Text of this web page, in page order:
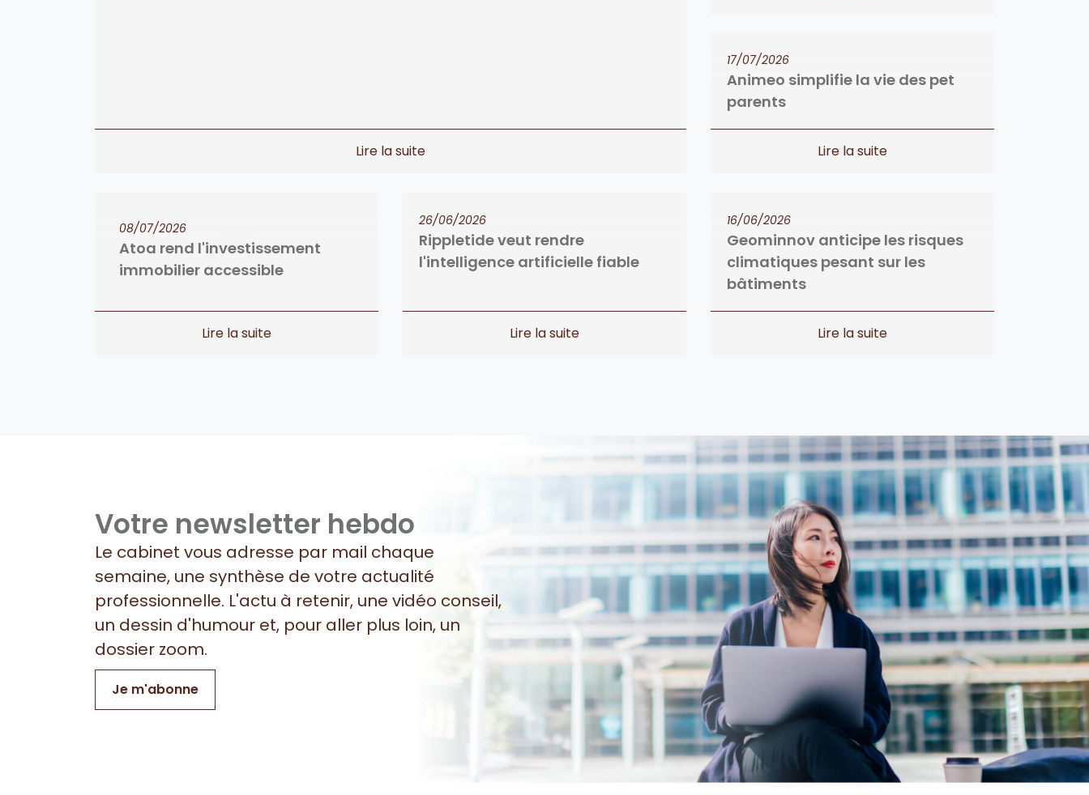
Animeo simplifie la vie des pet
parents
17/07/2026
Atoa rend l'investissement
immobilier accessible
08/07/2026
Rippletide veut rendre
l'intelligence artificielle fiable
26/06/2026
Geominnov anticipe les risques
climatiques pesant sur les
bâtiments
16/06/2026
Votre newsletter hebdo
Le cabinet vous adresse par mail chaque
semaine, une synthèse de votre actualité
professionnelle. L'actu à retenir, une vidéo conseil,
un dessin d'humour et, pour aller plus loin, un
dossier zoom.
Je m'abonne